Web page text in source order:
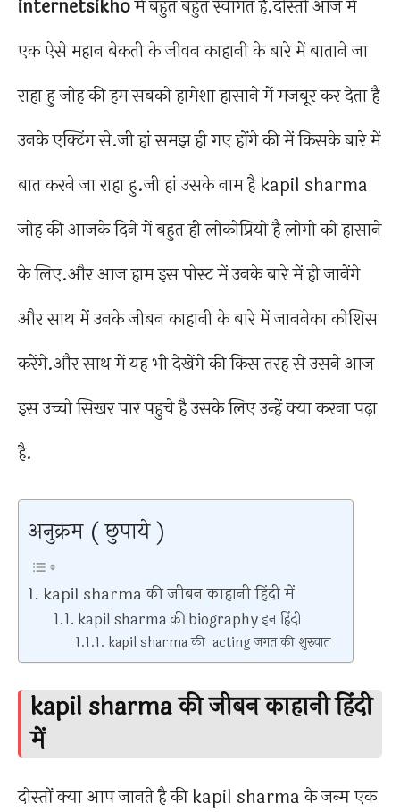
internetsikhoमें बहुत बहुत स्वागत है.दोस्तों आज में
एक ऐसे महान बेकती के जीवन काहानी के बारे में बाताने जा
राहा हु जोह की हम सबको हामेशा हासाने में मजबूर कर देता है
उनके एक्टिंग से.जी हां समझ ही गए होंगे की में किसके बारे में
बात करने जा राहा हु.जी हां उसके नाम है kapil sharma
जोह की आजके दिने में बहुत ही लोकोप्रियो है लोगो को हासाने
के लिए.और आज हाम इस पोस्ट में उनके बारे में ही जानेंगे
और साथ में उनके जीबन काहानी के बारे में जाननेका कोशिस
करेंगे.और साथ में यह भी देखेंगे की किस तरह से उसने आज
इस उच्चो सिखर पार पहुचे है उसके लिए उन्हें क्या करना पढ़ा
है.
अनुक्रम ( छुपाये )
kapil sharma की जीबन काहानी हिंदी में
kapil sharma की biography इन हिंदी
kapil sharma की acting जगत की शुरुवात
kapil sharma की जीबन काहानी हिंदी
में
दोस्तों क्या आप जानते है की kapil sharma के जन्म एक